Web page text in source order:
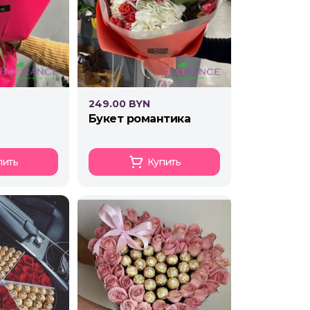
249.00 BYN
букет романтика
Купить